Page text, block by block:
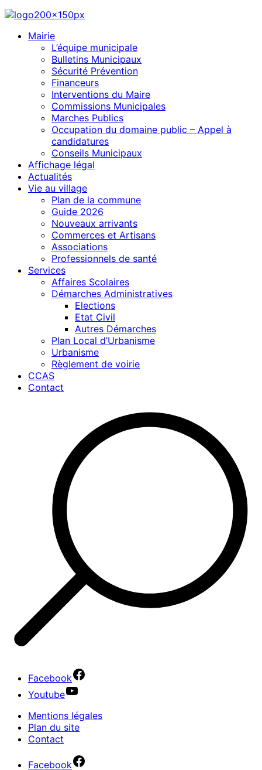
Mairie
L’équipe municipale
Bulletins Municipaux
Sécurité Prévention
Financeurs
Interventions du Maire
Commissions Municipales
Marches Publics
Occupation du domaine public – Appel à
candidatures
Conseils Municipaux
Affichage légal
Actualités
Vie au village
Plan de la commune
Guide 2026
Nouveaux arrivants
Commerces et Artisans
Associations
Professionnels de santé
Services
Affaires Scolaires
Démarches Administratives
Elections
Etat Civil
Autres Démarches
Plan Local d’Urbanisme
Urbanisme
Règlement de voirie
CCAS
Contact
Facebook
Youtube
Mentions légales
Plan du site
Contact
Facebook